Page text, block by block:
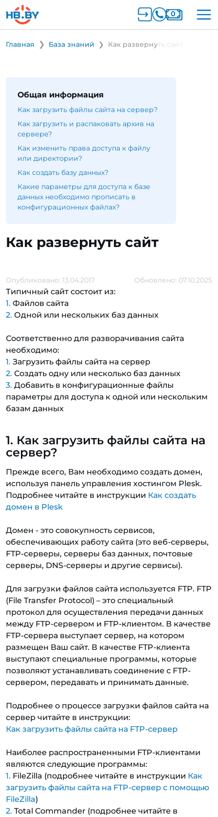
Главная База знаний Как развернуть сайт
Как развернуть сайт
Опубликовано: 13.04.2017 Обновлено: 07.10.2025
Типичный сайт состоит из:
Файлов сайта
Одной или нескольких баз данных
Соответственно для разворачивания сайта
необходимо:
Загрузить файлы сайта на сервер
Создать одну или несколько баз данных
Добавить в конфигурационные файлы
параметры для доступа к одной или нескольким
базам данных
1. Как загрузить файлы сайта на
сервер?
Прежде всего, Вам необходимо создать домен,
используя панель управления хостингом Plesk.
Подробнее читайте в инструкции Как создать
домен в Plesk
Домен - это совокупность сервисов,
обеспечивающих работу сайта (это веб-серверы,
FTP-серверы, серверы баз данных, почтовые
серверы, DNS-серверы и другие сервисы).
Для загрузки файлов сайта используется FTP. FTP
(File Transfer Protocol) – это специальный
протокол для осуществления передачи данных
между FTP-сервером и FTP-клиентом. В качестве
FTP-сервера выступает сервер, на котором
размещен Ваш сайт. В качестве FTP-клиента
выступают специальные программы, которые
позволяют устанавливать соединение с FTP-
сервером, передавать и принимать данные.
Подробнее о процессе загрузки файлов сайта на
сервер читайте в инструкции:
Как загрузить файлы сайта на FTP-сервер
Наиболее распространенными FTP-клиентами
являются следующие программы:
FileZilla (подробнее читайте в инструкции Как
загрузить файлы сайта на FTP-сервер с помощью
FileZilla)
Total Commander (подробнее читайте в
Общая информация
Как загрузить файлы сайта на сервер?
Как загрузить и распаковать архив на
сервере?
Как изменить права доступа к файлу
или директории?
Как создать базу данных?
Какие параметры для доступа к базе
данных необходимо прописать в
конфигурационных файлах?